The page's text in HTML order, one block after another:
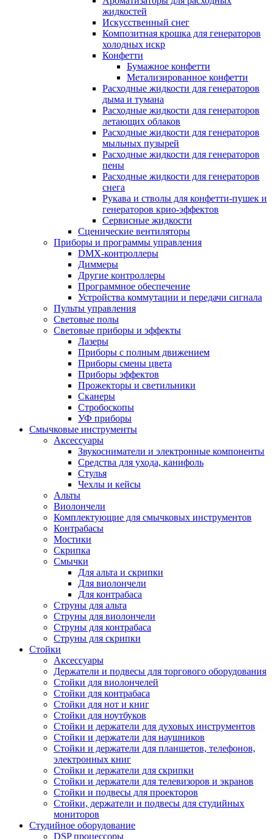
жидкостей
Искусственный снег
Композитная крошка для генераторов
холодных искр
Конфетти
Бумажное конфетти
Метализированное конфетти
Расходные жидкости для генераторов
дыма и тумана
Расходные жидкости для генераторов
летающих облаков
Расходные жидкости для генераторов
мыльных пузырей
Расходные жидкости для генераторов
пены
Расходные жидкости для генераторов
снега
Рукава и стволы для конфетти-пушек и
генераторов крио-эффектов
Сервисные жидкости
Сценические вентиляторы
Приборы и программы управления
DMX-контроллеры
Диммеры
Другие контроллеры
Программное обеспечение
Устройства коммутации и передачи сигнала
Пульты управления
Световые полы
Световые приборы и эффекты
Лазеры
Приборы с полным движением
Приборы смены цвета
Приборы эффектов
Прожекторы и светильники
Сканеры
Стробоскопы
УФ приборы
Смычковые инструменты
Аксессуары
Звукосниматели и электронные компоненты
Средства для ухода, канифоль
Стулья
Чехлы и кейсы
Альты
Виолончели
Комплектующие для смычковых инструментов
Контрабасы
Мостики
Скрипка
Смычки
Для альта и скрипки
Для виолончели
Для контрабаса
Струны для альта
Струны для виолончели
Струны для контрабаса
Струны для скрипки
Стойки
Аксессуары
Держатели и подвесы для торгового оборудования
Стойки для виолончелей
Стойки для контрабаса
Стойки для нот и книг
Стойки для ноутбуков
Стойки и держатели для духовых инструментов
Стойки и держатели для наушников
Стойки и держатели для планшетов, телефонов,
электронных книг
Стойки и держатели для скрипки
Стойки и держатели для телевизоров и экранов
Стойки и подвесы для проекторов
Стойки, держатели и подвесы для студийных
мониторов
Студийное оборудование
DSP процессоры